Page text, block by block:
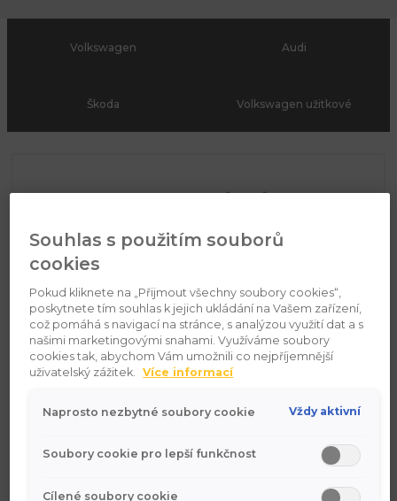
Volkswagen Audi
Škoda Volkswagen užitkové
Najdi si svůj vůz
Souhlas s použitím souborů
cookies
Pokud kliknete na „Přijmout všechny soubory cookies“,
poskytnete tím souhlas k jejich ukládání na Vašem zařízení,
což pomáhá s navigací na stránce, s analýzou využití dat a s
našimi marketingovými snahami. Využíváme soubory
cookies tak, abychom Vám umožnili co nejpříjemnější
uživatelský zážitek.
Více informací
Naprosto nezbytné soubory cookie Vždy aktivní
Soubory cookie pro lepší funkčnost
Cílené soubory cookie